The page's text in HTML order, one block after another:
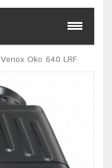
Venox Oko 640 LRF